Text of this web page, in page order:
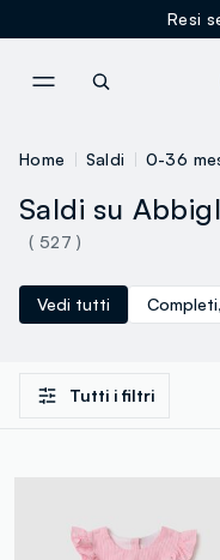
Home Saldi 0-36
Saldi su
( 527 )
Vedi tutti
Tutti i filtri